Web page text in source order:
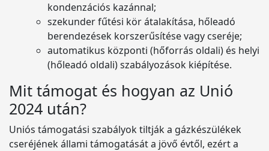
kondenzációs kazánnal;
szekunder fűtési kör átalakítása, hőleadó
berendezések korszerűsítése vagy cseréje;
automatikus központi (hőforrás oldali) és helyi
(hőleadó oldali) szabályozások kiépítése.
Mit támogat és hogyan az Unió
2024 után?
Uniós támogatási szabályok tiltják a gázkészülékek
cseréjének állami támogatását a jövő évtől, ezért a